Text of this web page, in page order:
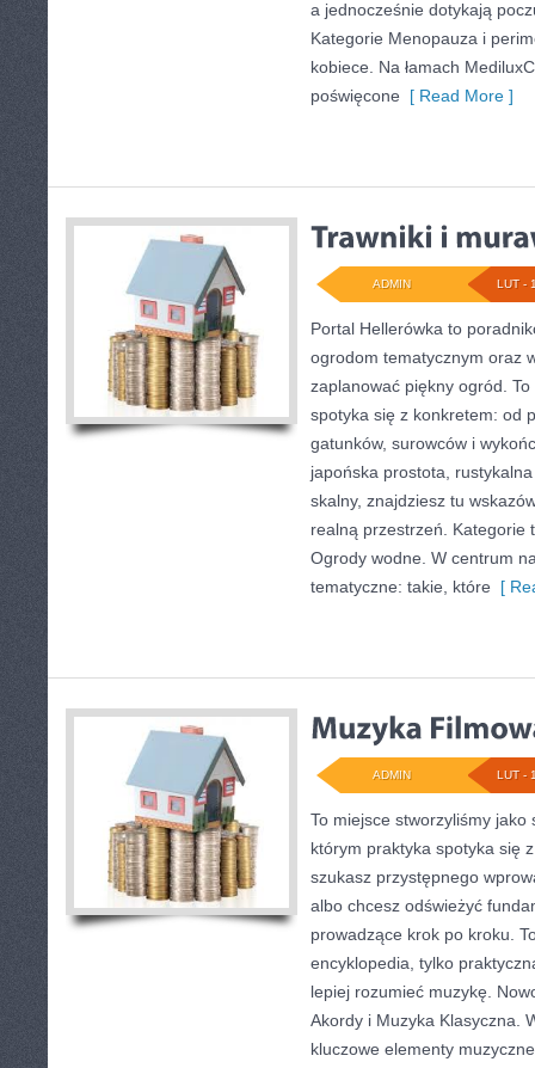
a jednocześnie dotykają
Kategorie Menopauza i
kobiece. Na łamach
poświęcone [ Read More ]
LUT -
ADMIN
Portal Hellerówka to
ogrodom tematycznym oraz
zaplanować piękny ogród.
spotyka się z konkretem: od
gatunków, surowców i
japońska prostota,
skalny, znajdziesz tu
realną przestrzeń. Kategorie
Ogrody wodne. W centrum
tematyczne: takie, które [
LUT -
ADMIN
To miejsce stworzyliśmy
którym praktyka spotyka się
szukasz przystępnego
albo chcesz odświeżyć
prowadzące krok po kroku.
encyklopedia, tylko
lepiej rozumieć muzykę.
Akordy i Muzyka Klasyczna.
kluczowe elementy